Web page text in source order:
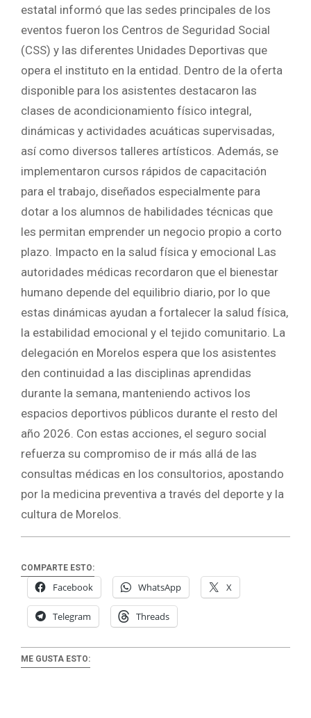
estatal informó que las sedes principales de los
eventos fueron los Centros de Seguridad Social
(CSS) y las diferentes Unidades Deportivas que
opera el instituto en la entidad. Dentro de la oferta
disponible para los asistentes destacaron las
clases de acondicionamiento físico integral,
dinámicas y actividades acuáticas supervisadas,
así como diversos talleres artísticos. Además, se
implementaron cursos rápidos de capacitación
para el trabajo, diseñados especialmente para
dotar a los alumnos de habilidades técnicas que
les permitan emprender un negocio propio a corto
plazo. Impacto en la salud física y emocional Las
autoridades médicas recordaron que el bienestar
humano depende del equilibrio diario, por lo que
estas dinámicas ayudan a fortalecer la salud física,
la estabilidad emocional y el tejido comunitario. La
delegación en Morelos espera que los asistentes
den continuidad a las disciplinas aprendidas
durante la semana, manteniendo activos los
espacios deportivos públicos durante el resto del
año 2026. Con estas acciones, el seguro social
refuerza su compromiso de ir más allá de las
consultas médicas en los consultorios, apostando
por la medicina preventiva a través del deporte y la
cultura de Morelos.
COMPARTE ESTO:
Facebook WhatsApp X
Telegram Threads
ME GUSTA ESTO: